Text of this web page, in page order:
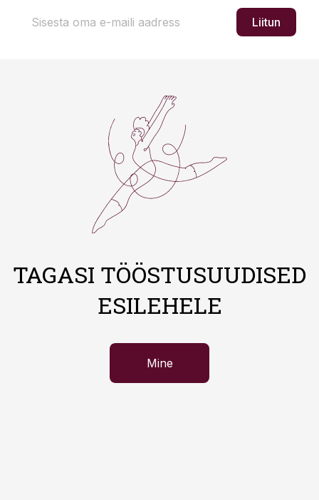
Liitun
TAGASI TÖÖSTUSUUDISED
ESILEHELE
Mine